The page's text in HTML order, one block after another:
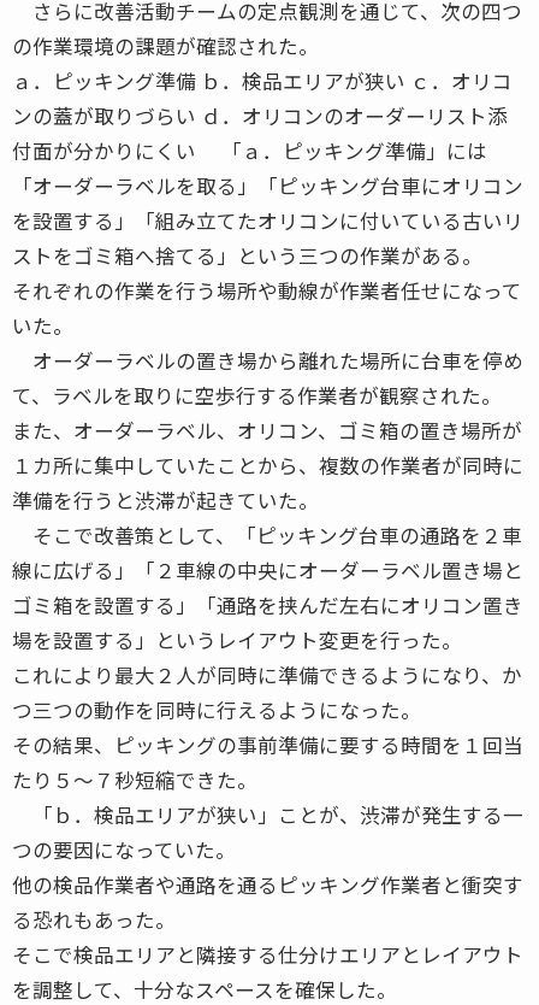
さらに改善活動チームの定点観測を通じて、次の四つ
の作業環境の課題が確認された。
ａ．ピッキング準備 ｂ．検品エリアが狭い ｃ．オリコ
ンの蓋が取りづらい ｄ．オリコンのオーダーリスト添
付面が分かりにくい 「ａ．ピッキング準備」には
「オーダーラベルを取る」「ピッキング台車にオリコン
を設置する」「組み立てたオリコンに付いている古いリ
ストをゴミ箱へ捨てる」という三つの作業がある。
それぞれの作業を行う場所や動線が作業者任せになって
いた。
オーダーラベルの置き場から離れた場所に台車を停め
て、ラベルを取りに空歩行する作業者が観察された。
また、オーダーラベル、オリコン、ゴミ箱の置き場所が
１カ所に集中していたことから、複数の作業者が同時に
準備を行うと渋滞が起きていた。
そこで改善策として、「ピッキング台車の通路を２車
線に広げる」「２車線の中央にオーダーラベル置き場と
ゴミ箱を設置する」「通路を挟んだ左右にオリコン置き
場を設置する」というレイアウト変更を行った。
これにより最大２人が同時に準備できるようになり、か
つ三つの動作を同時に行えるようになった。
その結果、ピッキングの事前準備に要する時間を１回当
たり５〜７秒短縮できた。
「ｂ．検品エリアが狭い」ことが、渋滞が発生する一
つの要因になっていた。
他の検品作業者や通路を通るピッキング作業者と衝突す
る恐れもあった。
そこで検品エリアと隣接する仕分けエリアとレイアウト
を調整して、十分なスペースを確保した。